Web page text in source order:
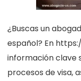
¿Buscas un
español? En
información clave
procesos de visa,